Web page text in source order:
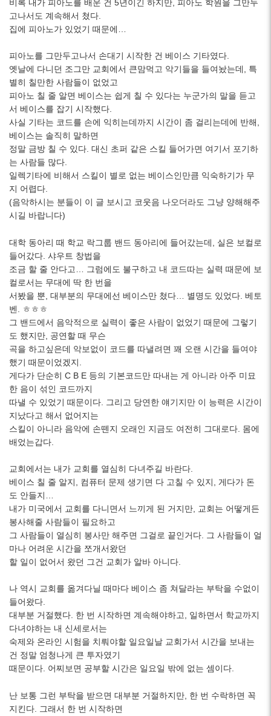
비록 내가 피아노를 배운 건 5년이긴 하지만, 피아노 학원을 그만두
고나서도 계속해서 쳤다.
집에 피아노가 있었기 때문에…
피아노를 그만두고나서 손대기 시작한 건 베이스 기타였다.
옛날에 다니던 조그만 교회에서 큰맘먹고 악기들을 들여놨는데, 특
별히 칠만한 사람들이 없었고
피아노 칠 줄 알면 베이스는 쉽게 칠 수 있다는 누군가의 말을 듣고
서 베이스를 잡기 시작했다.
사실 기타는 코드를 손에 익히는데까지 시간이 좀 걸리는데에 반해,
베이스는 솔직히 말하면
정말 금방 칠 수 있다. 대신 초퍼 같은 스킬 들어가면 여기서 포기하
는 사람들 많다.
일렉기타에 비해서 스킬이 별로 없는 베이스인만큼 익숙하기가 무
지 어렵다.
(음악하시는 분들이 이 글 보시고 코웃음 나오더라도 그냥 양해해주
시길 바랍니다)
대학 동아리 때 학교 락그룹 밴드 동아리에 들어갔는데, 실은 보컬로
들어갔다. 샤우트 창법을
조금 할 줄 안다고… 그럼에도 불구하고 내 코드따는 실력 때문에 보
컬로서는 무대에 딱 한 번을
서봤을 뿐, 대부분의 무대에선 베이스만 쳤다… 별명도 있었다. 베토
벤. ㅎㅎㅎ
그 밴드에서 음악적으로 실력이 좋은 사람이 없었기 때문에 그렇기
도 했지만, 공연할 때 무슨
곡을 하고싶은데 악보없이 코드를 따낼려면 꽤 오랜 시간을 들여야
했기 때문이었겠지.
게다가 단순히 C B E 등의 기본코드만 따내는 게 아니라 아주 미묘
한 음이 섞인 코드까지
따낼 수 있었기 때문이다. 그리고 당연한 얘기지만 이 능력은 시간이
지났다고 해서 없어지는
스킬이 아니라 음악에 손뗀지 오래인 지금도 여전히 그대로다. 몸에
배었는갑다.
교회에서는 내가 교회를 열심히 다녀주길 바란다.
베이스 칠 줄 알지, 컴퓨터 문제 생기면 다 고칠 수 있지, 게다가 돈
도 안들지…
내가 미국에서 교회를 다니면서 느끼게 된 거지만, 교회는 어떻게든
봉사해줄 사람들이 필요하고
그 사람들이 열심히 봉사만 해주면 그걸로 끝인거다. 그 사람들이 얼
마나 어려운 시간을 쪼개서왔던
할 일이 없어서 왔던 그건 교회가 알바 아니다.
나 역시 교회를 옮겨다닐 때마다 베이스 좀 쳐달라는 부탁을 수없이
들어왔다.
대부분 거절했다. 한 번 시작하면 계속해야하고, 일하면서 학교까지
다녀야하는 내 신세로서는
숙제와 온라인 시험을 치뤄야할 일요일날 교회가서 시간을 보내는
건 정말 엄청나게 큰 투자였기
때문이다. 어찌보면 공부할 시간은 일요일 밖에 없는 셈이다.
난 보통 그런 부탁을 받으면 대부분 거절하지만, 한 번 수락하면 꼭
지킨다. 그래서 한 번 시작하면